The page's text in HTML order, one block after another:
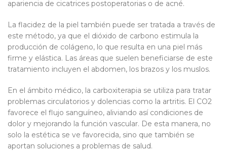
apariencia de cicatrices postoperatorias o de acné.
La flacidez de la piel también puede ser tratada a través de
este método, ya que el dióxido de carbono estimula la
producción de colágeno, lo que resulta en una piel más
firme y elástica. Las áreas que suelen beneficiarse de este
tratamiento incluyen el abdomen, los brazos y los muslos.
En el ámbito médico, la carboxiterapia se utiliza para tratar
problemas circulatorios y dolencias como la artritis. El CO2
favorece el flujo sanguíneo, aliviando así condiciones de
dolor y mejorando la función vascular. De esta manera, no
solo la estética se ve favorecida, sino que también se
aportan soluciones a problemas de salud.